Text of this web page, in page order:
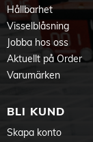
Hållbarhet
Visselblåsning
Jobba hos oss
Aktuellt på Order
Varumärken
BLI KUND
Skapa konto